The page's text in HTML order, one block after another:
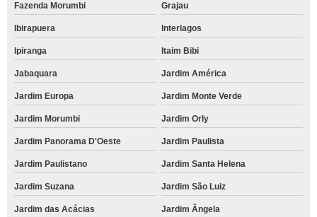
Fazenda Morumbi Grajau
Ibirapuera Interlagos
Ipiranga Itaim Bibi
Jabaquara Jardim América
Jardim Europa Jardim Monte Verde
Jardim Morumbi Jardim Orly
Jardim Panorama D'Oeste Jardim Paulista
Jardim Paulistano Jardim Santa Helena
Jardim Suzana Jardim São Luiz
Jardim das Acácias Jardim Ângela